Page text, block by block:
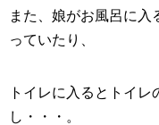
また、娘がお風呂に
っていたり、
トイレに入るとトイ
し・・・。